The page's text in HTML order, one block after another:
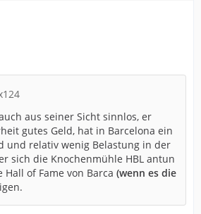
aus seiner Sicht sinnlos, er
gutes Geld, hat in Barcelona ein
und relativ wenig Belastung in der
sich die Knochenmühle HBL antun
of Fame von Barca (wenn es die